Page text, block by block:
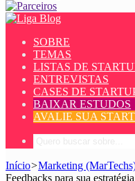
SOBRE
TEMAS
LISTAS DE
ENTREVISTAS
CASES DE
BAIXAR ESTUDOS
AVALIE SUA
Início>Marketing
Feedbacks para sua